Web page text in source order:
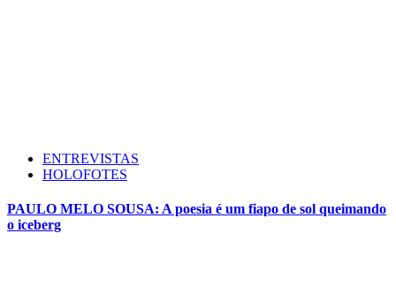
ENTREVISTAS
HOLOFOTES
PAULO MELO SOUSA: A poesia é um fiapo de sol queimando
o iceberg